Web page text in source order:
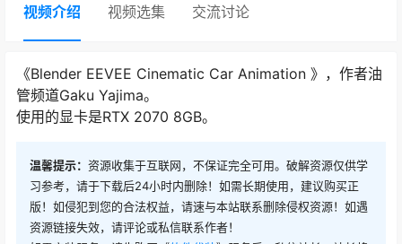
视频介绍 视频选集 交流讨论
《Blender EEVEE Cinematic Car Animation 》，作者油
管频道Gaku Yajima。
使用的显卡是RTX 2070 8GB。
温馨提示： 资源收集于互联网，不保证完全可用。破解资源仅供学
习参考，请于下载后24小时内删除！如需长期使用，建议购买正
版！如侵犯到您的合法权益，请速与本站联系删除侵权资源！如遇
资源链接失效，请评论或私信联系作者！